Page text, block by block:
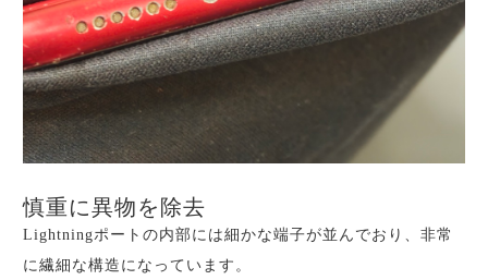
慎重に異物を除去
Lightningポートの内部には細かな端子が並んでおり、非常
に繊細な構造になっています。